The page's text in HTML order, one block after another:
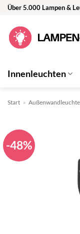
Zum
springen
Über 5.000 Lampen &
Innenleuchten
Start »
-48%